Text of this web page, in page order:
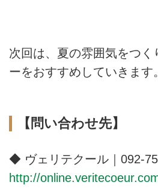
次回は、夏の雰囲気をつく
ーをおすすめしていきます。
【問い合わせ先】
◆ ヴェリテクール｜092-
http://